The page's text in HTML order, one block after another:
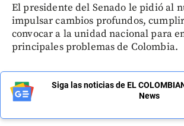
El presidente del Senado le pidió al
impulsar cambios profundos,
convocar a la unidad nacional para
principales problemas de Colombia.
Siga las noticias de EL
News